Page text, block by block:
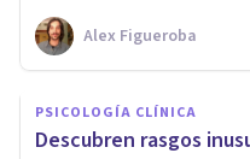
Alex Figueroba
PSICOLOGÍA CLÍNICA
Descubren rasgos